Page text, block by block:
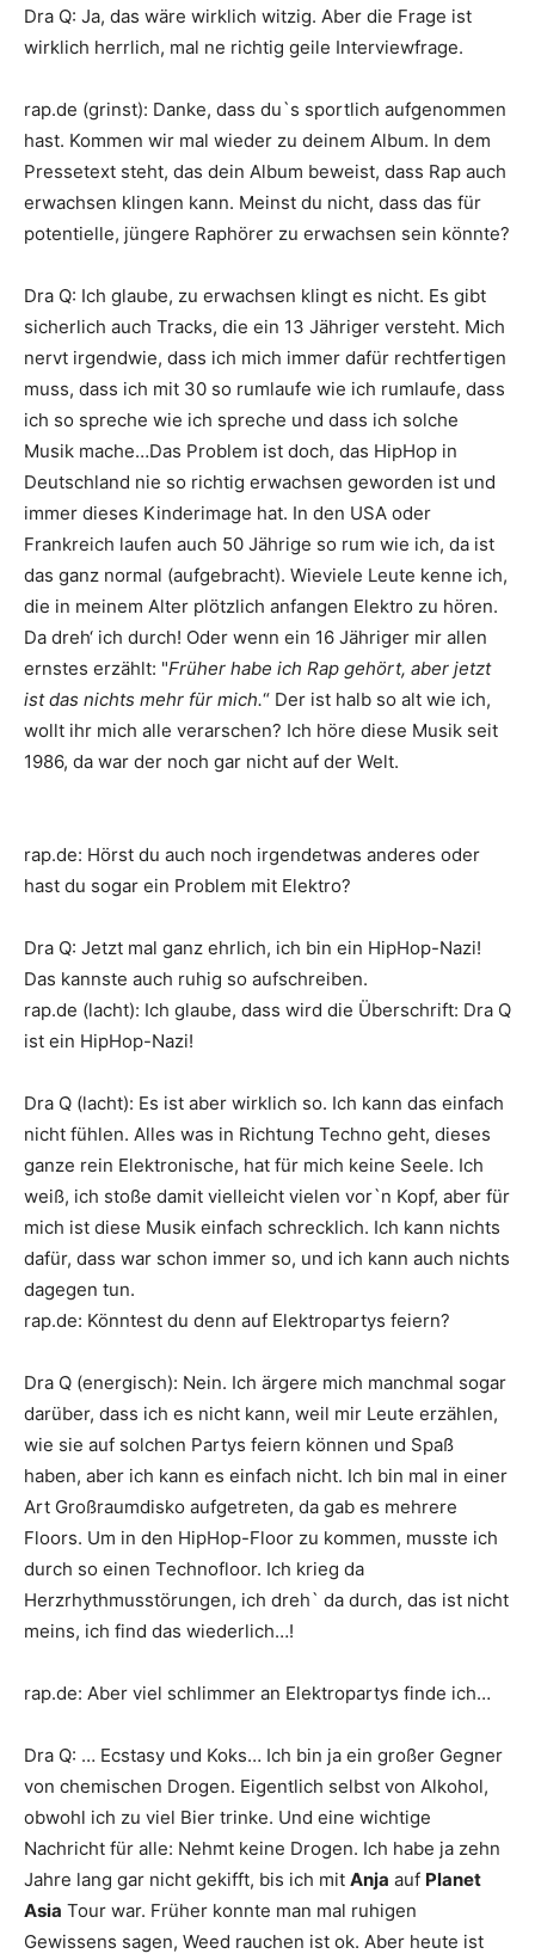
Dra Q: Ja, das wäre wirklich witzig. Aber die Frage ist
wirklich herrlich, mal ne richtig geile Interviewfrage.
rap.de (grinst): Danke, dass du`s sportlich aufgenommen
hast. Kommen wir mal wieder zu deinem Album. In dem
Pressetext steht, das dein Album beweist, dass Rap auch
erwachsen klingen kann. Meinst du nicht, dass das für
potentielle, jüngere Raphörer zu erwachsen sein könnte?
Dra Q: Ich glaube, zu erwachsen klingt es nicht. Es gibt
sicherlich auch Tracks, die ein 13 Jähriger versteht. Mich
nervt irgendwie, dass ich mich immer dafür rechtfertigen
muss, dass ich mit 30 so rumlaufe wie ich rumlaufe, dass
ich so spreche wie ich spreche und dass ich solche
Musik mache…Das Problem ist doch, das HipHop in
Deutschland nie so richtig erwachsen geworden ist und
immer dieses Kinderimage hat. In den USA oder
Frankreich laufen auch 50 Jährige so rum wie ich, da ist
das ganz normal (aufgebracht). Wieviele Leute kenne ich,
die in meinem Alter plötzlich anfangen Elektro zu hören.
Da dreh‘ ich durch! Oder wenn ein 16 Jähriger mir allen
ernstes erzählt: "Früher habe ich Rap gehört, aber jetzt
ist das nichts mehr für mich.“ Der ist halb so alt wie ich,
wollt ihr mich alle verarschen? Ich höre diese Musik seit
1986, da war der noch gar nicht auf der Welt.
rap.de: Hörst du auch noch irgendetwas anderes oder
hast du sogar ein Problem mit Elektro?
Dra Q: Jetzt mal ganz ehrlich, ich bin ein HipHop-Nazi!
Das kannste auch ruhig so aufschreiben.
rap.de (lacht): Ich glaube, dass wird die Überschrift: Dra Q
ist ein HipHop-Nazi!
Dra Q (lacht): Es ist aber wirklich so. Ich kann das einfach
nicht fühlen. Alles was in Richtung Techno geht, dieses
ganze rein Elektronische, hat für mich keine Seele. Ich
weiß, ich stoße damit vielleicht vielen vor`n Kopf, aber für
mich ist diese Musik einfach schrecklich. Ich kann nichts
dafür, dass war schon immer so, und ich kann auch nichts
dagegen tun.
rap.de: Könntest du denn auf Elektropartys feiern?
Dra Q (energisch): Nein. Ich ärgere mich manchmal sogar
darüber, dass ich es nicht kann, weil mir Leute erzählen,
wie sie auf solchen Partys feiern können und Spaß
haben, aber ich kann es einfach nicht. Ich bin mal in einer
Art Großraumdisko aufgetreten, da gab es mehrere
Floors. Um in den HipHop-Floor zu kommen, musste ich
durch so einen Technofloor. Ich krieg da
Herzrhythmusstörungen, ich dreh` da durch, das ist nicht
meins, ich find das wiederlich…!
rap.de: Aber viel schlimmer an Elektropartys finde ich…
Dra Q: … Ecstasy und Koks… Ich bin ja ein großer Gegner
von chemischen Drogen. Eigentlich selbst von Alkohol,
obwohl ich zu viel Bier trinke. Und eine wichtige
Nachricht für alle: Nehmt keine Drogen. Ich habe ja zehn
Jahre lang gar nicht gekifft, bis ich mit Anja auf Planet
Asia Tour war. Früher konnte man mal ruhigen
Gewissens sagen, Weed rauchen ist ok. Aber heute ist